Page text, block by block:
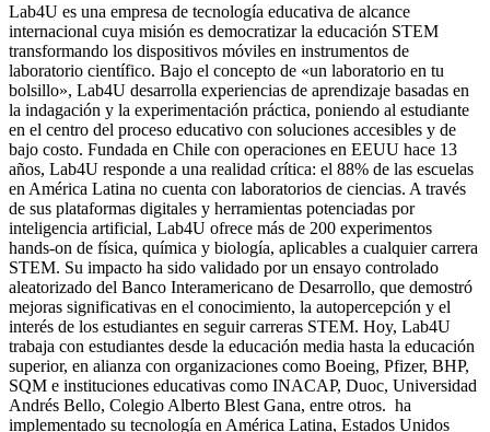
Lab4U es una empresa de tecnología educativa de alcance
internacional cuya misión es democratizar la educación STEM
transformando los dispositivos móviles en instrumentos de
laboratorio científico. Bajo el concepto de «un laboratorio en tu
bolsillo», Lab4U desarrolla experiencias de aprendizaje basadas en
la indagación y la experimentación práctica, poniendo al estudiante
en el centro del proceso educativo con soluciones accesibles y de
bajo costo. Fundada en Chile con operaciones en EEUU hace 13
años, Lab4U responde a una realidad crítica: el 88% de las escuelas
en América Latina no cuenta con laboratorios de ciencias. A través
de sus plataformas digitales y herramientas potenciadas por
inteligencia artificial, Lab4U ofrece más de 200 experimentos
hands-on de física, química y biología, aplicables a cualquier carrera
STEM. Su impacto ha sido validado por un ensayo controlado
aleatorizado del Banco Interamericano de Desarrollo, que demostró
mejoras significativas en el conocimiento, la autopercepción y el
interés de los estudiantes en seguir carreras STEM. Hoy, Lab4U
trabaja con estudiantes desde la educación media hasta la educación
superior, en alianza con organizaciones como Boeing, Pfizer, BHP,
SQM e instituciones educativas como INACAP, Duoc, Universidad
Andrés Bello, Colegio Alberto Blest Gana, entre otros. ha
implementado su tecnología en América Latina, Estados Unidos